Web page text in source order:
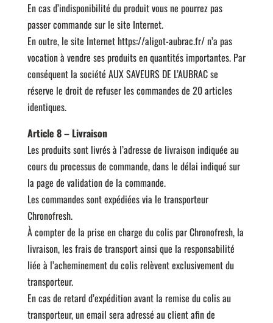
En cas d’indisponibilité du produit vous ne pourrez pas
passer commande sur le site Internet.
En outre, le site Internet https://aligot-aubrac.fr/ n’a pas
vocation à vendre ses produits en quantités importantes. Par
conséquent la société AUX SAVEURS DE L’AUBRAC se
réserve le droit de refuser les commandes de 20 articles
identiques.
Article 8 – Livraison
Les produits sont livrés à l’adresse de livraison indiquée au
cours du processus de commande, dans le délai indiqué sur
la page de validation de la commande.
Les commandes sont expédiées via le transporteur
Chronofresh.
À compter de la prise en charge du colis par Chronofresh, la
livraison, les frais de transport ainsi que la responsabilité
liée à l’acheminement du colis relèvent exclusivement du
transporteur.
En cas de retard d’expédition avant la remise du colis au
transporteur, un email sera adressé au client afin de